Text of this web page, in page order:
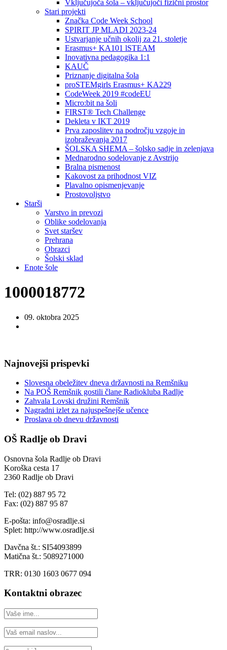
Vključujoča šola – vključujoči fizični prostor
Stari projekti
Značka Code Week School
SPIRIT JP MLADI 2023-24
Ustvarjanje učnih okolij za 21. stoletje
Erasmus+ KA101 lSTEAM
Inovativna pedagogika 1:1
KAUČ
Priznanje digitalna šola
proSTEMgirls Erasmus+ KA229
CodeWeek 2019 #codeEU
Micro:bit na šoli
FIRST® Tech Challenge
Dekleta v IKT 2019
Prva zaposlitev na področju vzgoje in
izobraževanja 2017
ŠOLSKA SHEMA – šolsko sadje in zelenjava
Mednarodno sodelovanje z Avstrijo
Bralna pismenost
Kakovost za prihodnost VIZ
Plavalno opismenjevanje
Prostovoljstvo
Starši
Varstvo in prevozi
Oblike sodelovanja
Svet staršev
Prehrana
Obrazci
Šolski sklad
Enote šole
1000018772
09. oktobra 2025
Najnovejši prispevki
Slovesna obeležitev dneva državnosti na Remšniku
Na POŠ Remšnik gostili člane Radiokluba Radlje
Zahvala Lovski družini Remšnik
Nagradni izlet za najuspešnejše učence
Proslava ob dnevu državnosti
OŠ Radlje ob Dravi
Osnovna šola Radlje ob Dravi
Koroška cesta 17
2360 Radlje ob Dravi
Tel: (02) 887 95 72
Fax: (02) 887 95 87
E-pošta: info@osradlje.si
Splet: http://www.osradlje.si
Davčna št.: SI54093899
Matična št.: 5089271000
TRR: 0130 1603 0677 094
Kontaktni obrazec